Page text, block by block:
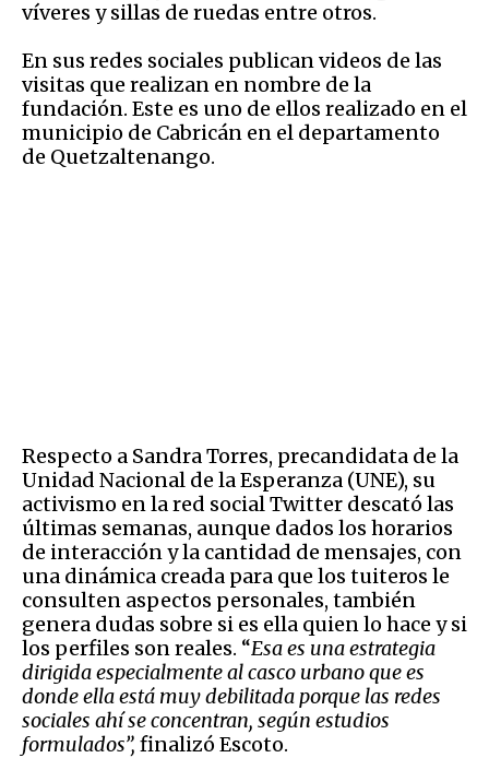
víveres y sillas de ruedas entre otros.
En sus redes sociales publican videos de las
visitas que realizan en nombre de la
fundación. Este es uno de ellos realizado en el
municipio de Cabricán en el departamento
de Quetzaltenango.
Respecto a Sandra Torres, precandidata de la
Unidad Nacional de la Esperanza (UNE), su
activismo en la red social Twitter descató las
últimas semanas, aunque dados los horarios
de interacción y la cantidad de mensajes, con
una dinámica creada para que los tuiteros le
consulten aspectos personales, también
genera dudas sobre si es ella quien lo hace y si
los perfiles son reales. “Esa es una estrategia
dirigida especialmente al casco urbano que es
donde ella está muy debilitada porque las redes
sociales ahí se concentran, según estudios
formulados”, finalizó Escoto.